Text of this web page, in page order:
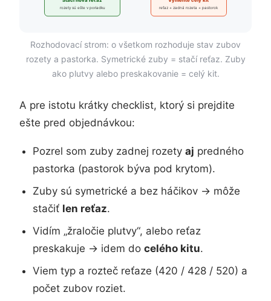
rozety sú ešte v poriadku reťaz + zadná rozeta + pastorok
Rozhodovací strom: o všetkom rozhoduje stav zubov
rozety a pastorka. Symetrické zuby = stačí reťaz. Zuby
ako plutvy alebo preskakovanie = celý kit.
A pre istotu krátky checklist, ktorý si prejdite
ešte pred objednávkou:
Pozrel som zuby zadnej rozety aj predného
pastorka (pastorok býva pod krytom).
Zuby sú symetrické a bez háčikov → môže
stačiť len reťaz.
Vidím „žraločie plutvy“, alebo reťaz
preskakuje → idem do celého kitu.
Viem typ a rozteč reťaze (420 / 428 / 520) a
počet zubov roziet.